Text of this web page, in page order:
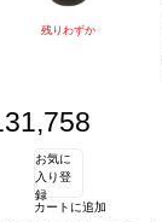
残りわずか
お気に
入り登
録
カートに追加